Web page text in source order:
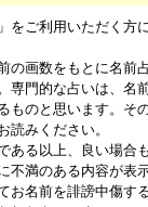
をご利用いただく方
の画数をもとに名前
専門的な占いは、名
ものと思います。そ
読みください。
ある以上、良い場合
不満のある内容が表
お名前を誹謗中傷す